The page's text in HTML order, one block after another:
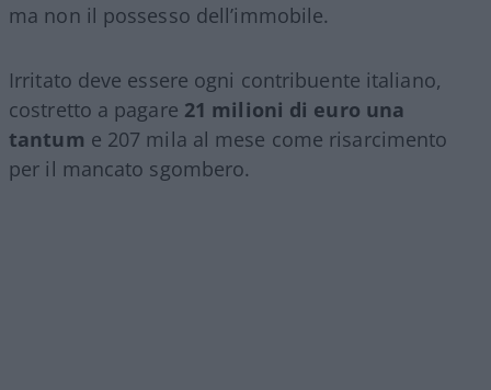
ma non il possesso dell’immobile.
Irritato deve essere ogni contribuente italiano,
costretto a pagare 21 milioni di euro una
tantum e 207 mila al mese come risarcimento
per il mancato sgombero.